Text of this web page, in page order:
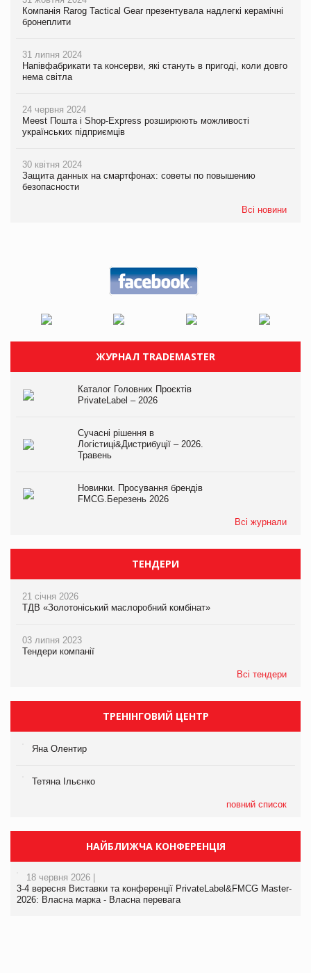
Компанія Rarog Tactical Gear презентувала надлегкі керамічні
бронеплити
31 липня 2024
Напівфабрикати та консерви, які стануть в пригоді, коли довго
нема світла
24 червня 2024
Meest Пошта і Shop-Express розширюють можливості
українських підприємців
30 квітня 2024
Защита данных на смартфонах: советы по повышению
безопасности
Всі новини
ЖУРНАЛ TRADEMASTER
Каталог Головних Проєктів
PrivateLabel – 2026
Сучасні рішення в
Логістиці&Дистрибуції – 2026.
Травень
Новинки. Просування брендів
FMCG.Березень 2026
Всі журнали
ТЕНДЕРИ
21 січня 2026
ТДВ «Золотоніський маслоробний комбінат»
03 липня 2023
Тендери компанії
Всі тендери
ТРЕНІНГОВИЙ ЦЕНТР
Яна Олентир
Тетяна Ільєнко
повний список
НАЙБЛИЖЧА КОНФЕРЕНЦІЯ
18 червня 2026 |
3-4 вересня Виставки та конференції PrivateLabel&FMCG Master-
2026: Власна марка - Власна перевага